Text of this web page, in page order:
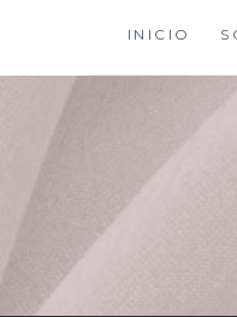
contenido
INICIO